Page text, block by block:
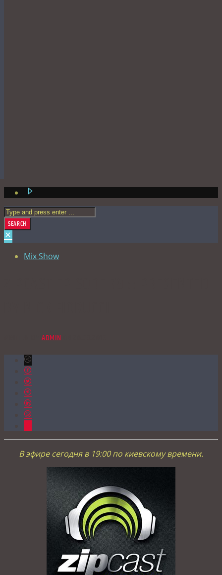
Mix Show
WRITTEN BYADMINON 26.03.2016
В эфире сегодня в 19:00 по киевскому времени.